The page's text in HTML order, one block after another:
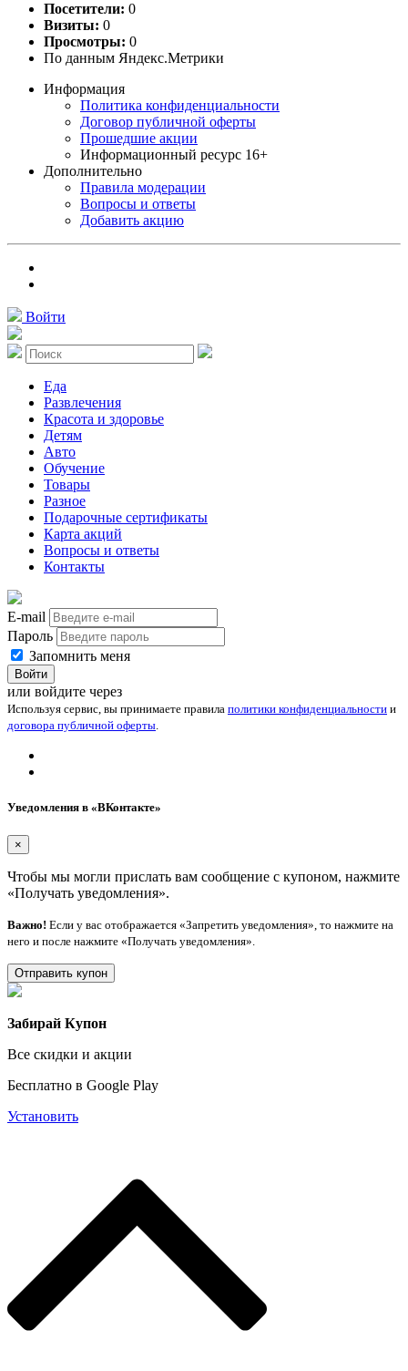
Посетители: 0
Визиты: 0
Просмотры: 0
По данным Яндекс.Метрики
Информация
Политика конфиденциальности
Договор публичной оферты
Прошедшие акции
Информационный ресурс 16+
Дополнительно
Правила модерации
Вопросы и ответы
Добавить акцию
Войти
Еда
Развлечения
Красота и здоровье
Детям
Авто
Обучение
Товары
Разное
Подарочные сертификаты
Карта акций
Вопросы и ответы
Контакты
E-mail
Пароль
Запомнить меня
Войти
или войдите через
Используя сервис, вы принимаете правила политики конфиденциальности и
договора публичной оферты.
Уведомления в «ВКонтакте»
×
Чтобы мы могли прислать вам сообщение с купоном, нажмите
«Получать уведомления».
Важно! Если у вас отображается «Запретить уведомления», то нажмите на
него и после нажмите «Получать уведомления».
Отправить купон
Забирай Купон
Все скидки и акции
Бесплатно в Google Play
Установить